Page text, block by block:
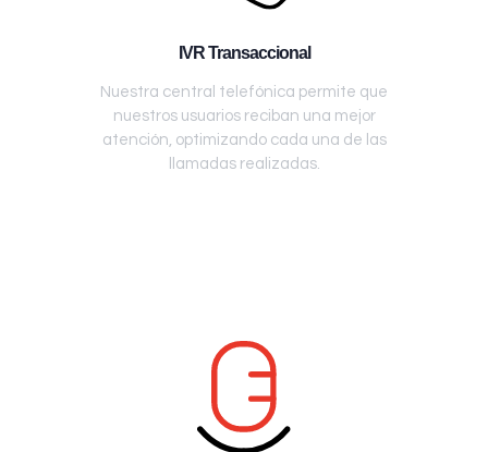
IVR Transaccional
Nuestra central telefónica permite que
nuestros usuarios reciban una mejor
atención, optimizando cada una de las
llamadas realizadas.